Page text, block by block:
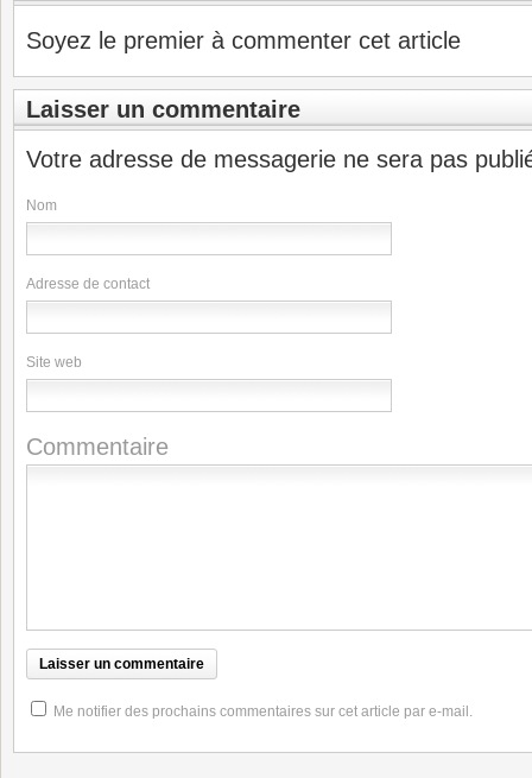
Soyez le premier à commenter cet article
Laisser un commentaire
Votre adresse de messagerie ne sera pas
Nom
Adresse de contact
Site web
Commentaire
Me notifier des prochains commentaires sur cet article par e-mail.